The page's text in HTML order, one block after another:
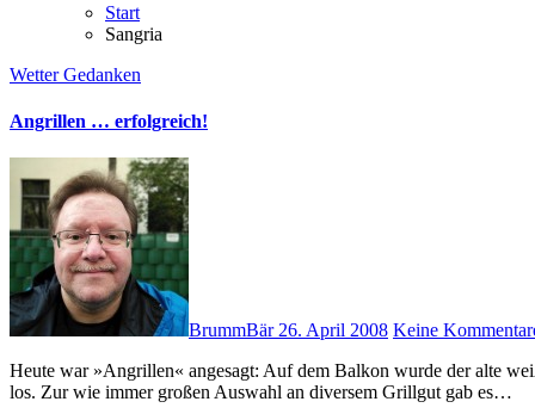
Start
Sangria
WetterGedanken
Angrillen … erfolgreich!
BrummBär26. April 2008 Keine
Heute war »Angrillen« angesagt: Auf dem Balkon wurde der alte weißte Tisch gesäubert, der Elektrogrill herausgekramt und dann ging’s
los. Zur wie immer großen Auswahl an diversem Grillgut gab es…